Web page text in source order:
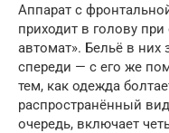
Аппарат с
приходит в голову
автомат». Бельё в
спереди — с его же
тем, как одежда
распространённый
очередь, включает